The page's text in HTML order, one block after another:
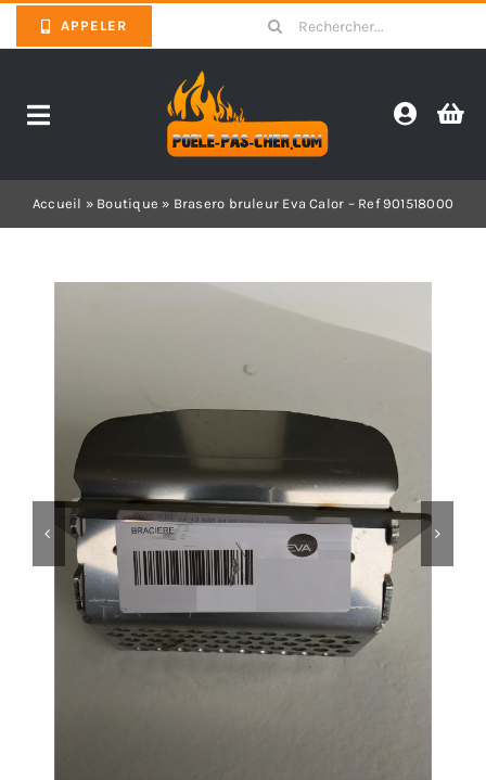
to
APPELER
Search
for:
Toggle
Foyers
Cuisinières
Accueil » Boutique » Brasero bruleur Eva Calor – Ref 901518000